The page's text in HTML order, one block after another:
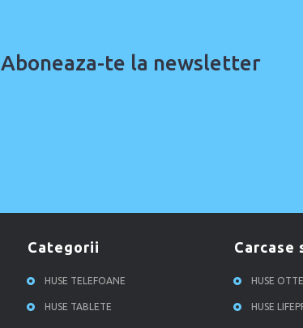
Aboneaza-te la newsletter
categorii
HUSE TELEFOANE
HUSE TABLETE
carcase
HUSE
HUSE